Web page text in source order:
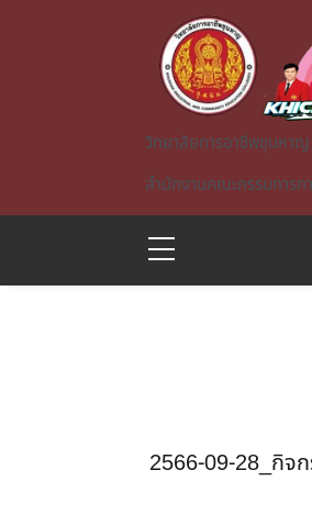
วิทยาลัยการอาชีพขุนหาญ
สำนักงานคณะกรรมการก
2566-09-28_กิจก